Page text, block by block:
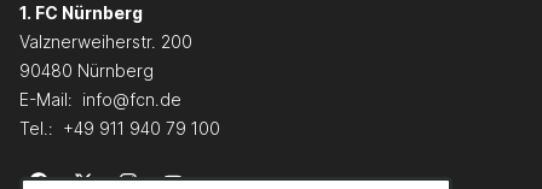
1. FC Nürnberg
Valznerweiherstr. 200
90480 Nürnberg
E-Mail: info@fcn.de
Tel.: +49 911 940 79 100